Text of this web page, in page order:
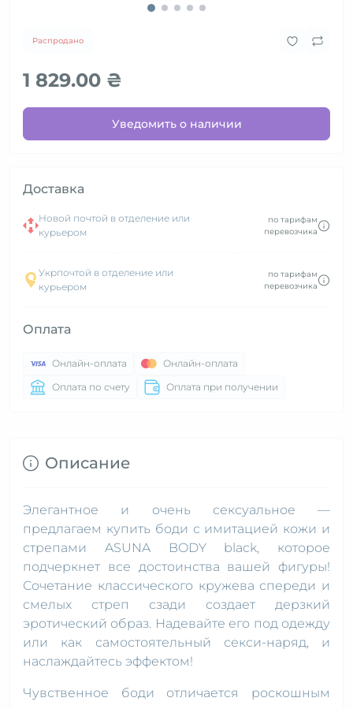
Распродано
1 829.00 ₴
Уведомить о наличии
Доставка
Новой почтой в отделение или
курьером
по тарифам
перевозчика
Укрпочтой в отделение или
курьером
по тарифам
перевозчика
Оплата
Онлайн-оплата
Онлайн-оплата
Оплата по счету
Оплата при получении
Описание
Элегантное и очень сексуальное —
предлагаем купить боди с имитацией кожи и
стрепами ASUNA BODY black, которое
подчеркнет все достоинства вашей фигуры!
Сочетание классического кружева спереди и
смелых стреп сзади создает дерзкий
эротический образ. Надевайте его под одежду
или как самостоятельный секси-наряд, и
наслаждайтесь эффектом!
Чувственное боди отличается роскошным